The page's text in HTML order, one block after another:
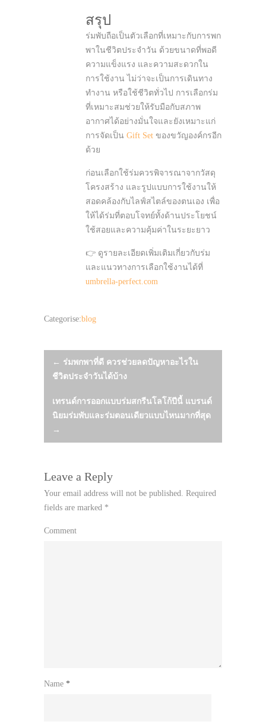
สรุป
ร่มพับถือเป็นตัวเลือกที่เหมาะกับการพก
พาในชีวิตประจำวัน ด้วยขนาดที่พอดี
ความแข็งแรง และความสะดวกใน
การใช้งาน ไม่ว่าจะเป็นการเดินทาง
ทำงาน หรือใช้ชีวิตทั่วไป การเลือกร่ม
ที่เหมาะสมช่วยให้รับมือกับสภาพ
อากาศได้อย่างมั่นใจและยังเหมาะแก่
การจัดเป็น Gift Set ของขวัญองค์กรอีก
ด้วย
ก่อนเลือกใช้ร่มควรพิจารณาจากวัสดุ
โครงสร้าง และรูปแบบการใช้งานให้
สอดคล้องกับไลฟ์สไตล์ของตนเอง เพื่อ
ให้ได้ร่มที่ตอบโจทย์ทั้งด้านประโยชน์
ใช้สอยและความคุ้มค่าในระยะยาว
👉 ดูรายละเอียดเพิ่มเติมเกี่ยวกับร่ม
และแนวทางการเลือกใช้งานได้ที่
umbrella-perfect.com
Categorise:blog
Post
navigation
← ร่มพกพาที่ดี ควรช่วยลดปัญหาอะไรใน
ชีวิตประจำวันได้บ้าง
เทรนด์การออกแบบร่มสกรีนโลโก้ปีนี้ แบรนด์
นิยมร่มพับและร่มตอนเดียวแบบไหนมากที่สุด
→
Leave a Reply
Your email address will not be published. Required
fields are marked *
Comment
Name *